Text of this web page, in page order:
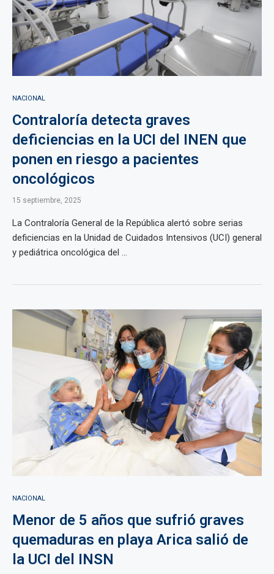
NACIONAL
Contraloría detecta graves
deficiencias en la UCI del INEN que
ponen en riesgo a pacientes
oncológicos
15 septiembre, 2025
La Contraloría General de la República alertó sobre serias
deficiencias en la Unidad de Cuidados Intensivos (UCI) general
y pediátrica oncológica del ...
NACIONAL
Menor de 5 años que sufrió graves
quemaduras en playa Arica salió de
la UCI del INSN